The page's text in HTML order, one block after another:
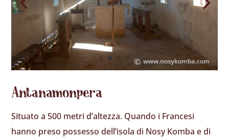
Antanamonpera
Situato a 500 metri d’altezza. Quando i Francesi
hanno preso possesso dell’isola di Nosy Komba e di